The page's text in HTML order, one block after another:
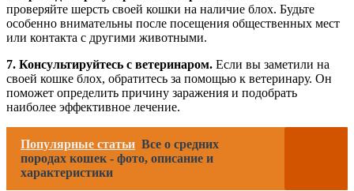
проверяйте шерсть своей кошки на наличие блох. Будьте
особенно внимательны после посещения общественных мест
или контакта с другими животными.
7. Консультируйтесь с ветеринаром. Если вы заметили на
своей кошке блох, обратитесь за помощью к ветеринару. Он
поможет определить причину заражения и подобрать
наиболее эффективное лечение.
Популярные статьи Все о средних
породах кошек - фото, описание и
характеристики